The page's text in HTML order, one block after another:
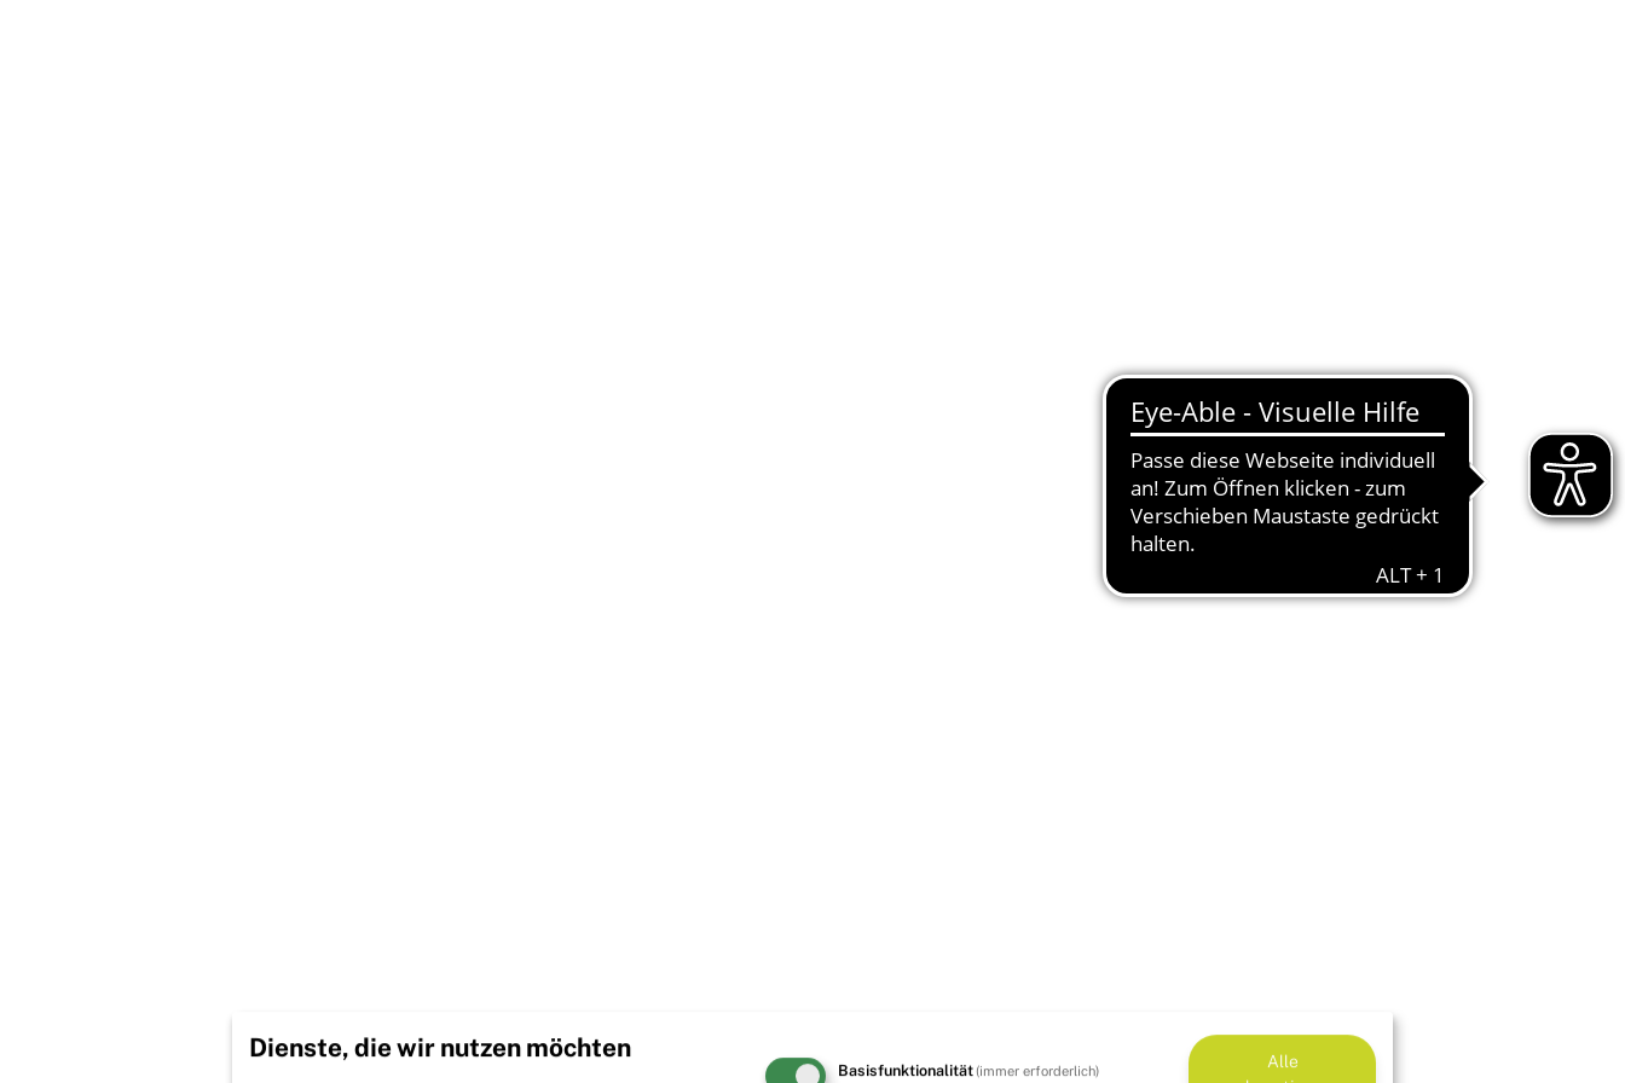
Dienste, die wir nutzen möchten
Basisfunktionalität(immer erforderlich)
Alle